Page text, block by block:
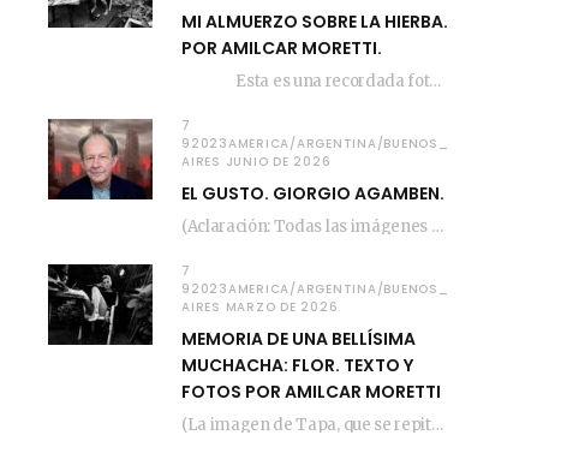
MI ALMUERZO SOBRE LA HIERBA.
POR AMILCAR MORETTI.
Esta es una recordada fotografía que registré…
7
92023AMERICA/ARGENTINA/BUENOS_
AIRES JUNIO DE 2026
EL GUSTO. GIORGIO AGAMBEN.
(Aclaración: Todas las imágenes de este posteo fueron tomadas de Bloghemia.com, y todos los…
7
92023AMERICA/ARGENTINA/BUENOS_
AIRES MARZO DE 2026
MEMORIA DE UNA BELLÍSIMA
MUCHACHA: FLOR. TEXTO Y
FOTOS POR AMILCAR MORETTI
(La imagen de Tapa, que se repite arriba, fue compuesta por Amilcar Moretti el viernes…